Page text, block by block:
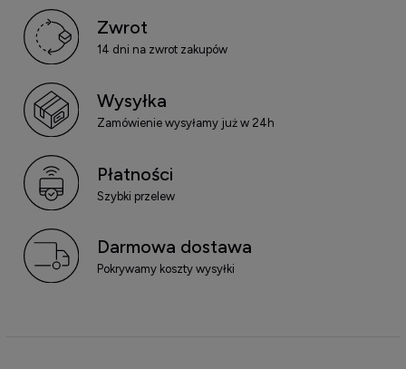
Zwrot
14 dni na zwrot zakupów
Wysyłka
Zamówienie wysyłamy już w 24h
Płatności
Szybki przelew
Darmowa dostawa
Pokrywamy koszty wysyłki